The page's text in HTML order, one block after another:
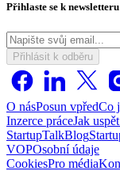
Přihlaste se k
Přihlásit k odběru
O násPosun vpředCo
Inzerce práceJak
StartupTalkBlog
VOPOsobní údaje
CookiesPro média